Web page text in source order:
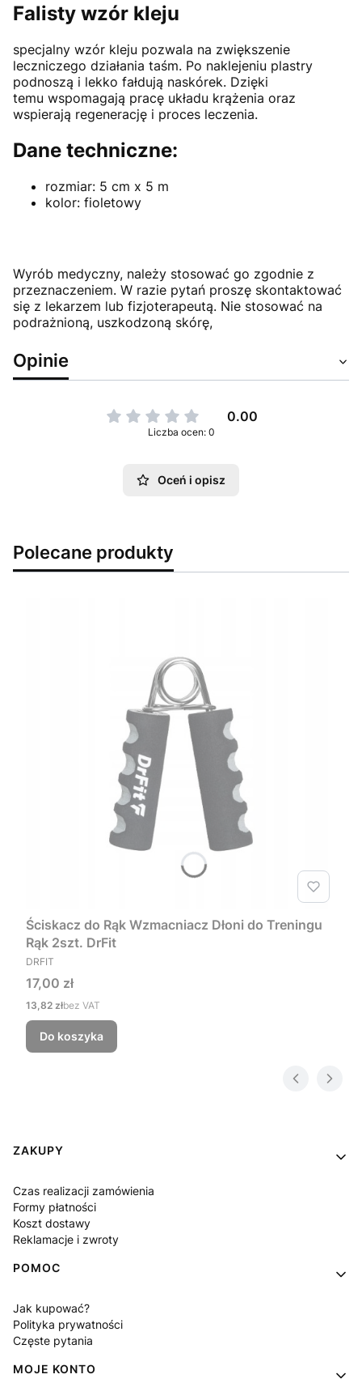
Falisty wzór kleju
specjalny wzór kleju pozwala na zwiększenie
leczniczego działania taśm. Po naklejeniu plastry
podnoszą i lekko fałdują naskórek. Dzięki
temu wspomagają pracę układu krążenia oraz
wspierają regenerację i proces leczenia.
Dane techniczne:
rozmiar: 5 cm x 5 m
kolor: fioletowy
Wyrób medyczny, należy stosować go zgodnie z
przeznaczeniem. W razie pytań proszę skontaktować
się z lekarzem lub fizjoterapeutą. Nie stosować na
podrażnioną, uszkodzoną skórę,
Opinie
0.00
Liczba ocen: 0
Oceń i opisz
Polecane produkty
Ściskacz do Rąk Wzmacniacz Dłoni do Treningu
Rąk 2szt. DrFit
PRODUCENT
DRFIT
Cena
17,00 zł
Cena
13,82 złbez VAT
Do koszyka
Linki w stopce
ZAKUPY
Czas realizacji zamówienia
Formy płatności
Koszt dostawy
Reklamacje i zwroty
POMOC
Jak kupować?
Polityka prywatności
Częste pytania
MOJE KONTO